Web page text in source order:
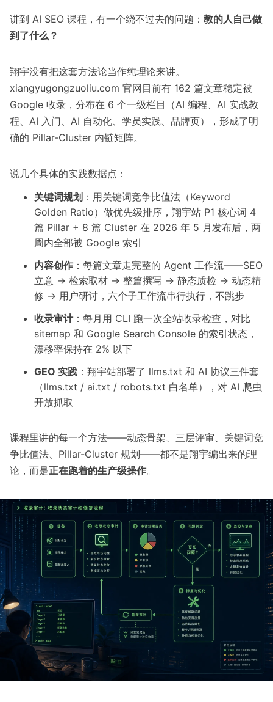
讲到 AI SEO 课程，有一个绕不过去的问题： 教的人自己做
到了什么？
翔宇没有把这套方法论当作纯理论来讲。
xiangyugongzuoliu.com 官网目前有 162 篇文章稳定被
Google 收录，分布在 6 个一级栏目（AI 编程、AI 实战教
程、AI 入门、AI 自动化、学员实践、品牌页），形成了明
确的 Pillar-Cluster 内链矩阵。
说几个具体的实践数据点：
关键词规划 ：用关键词竞争比值法（Keyword
Golden Ratio）做优先级排序，翔宇站 P1 核心词 4
篇 Pillar + 8 篇 Cluster 在 2026 年 5 月发布后，两
周内全部被 Google 索引
内容创作 ：每篇文章走完整的 Agent 工作流——SEO
立意 → 检索取材 → 整篇撰写 → 静态质检 → 动态精
修 → 用户研讨，六个子工作流串行执行，不跳步
收录审计：每月用 CLI 跑一次全站收录检查，对比
sitemap 和 Google Search Console 的索引状态，
漂移率保持在 2% 以下
GEO 实践 ：翔宇站部署了 llms.txt 和 AI 协议三件套
（llms.txt / ai.txt / robots.txt 白名单），对 AI 爬虫
开放抓取
课程里讲的每一个方法——动态骨架、三层评审、关键词竞
争比值法、Pillar-Cluster 规划——都不是翔宇编出来的理
论，而是正在跑着的生产级操作。